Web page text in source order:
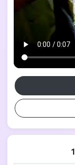
y la acción absurda.